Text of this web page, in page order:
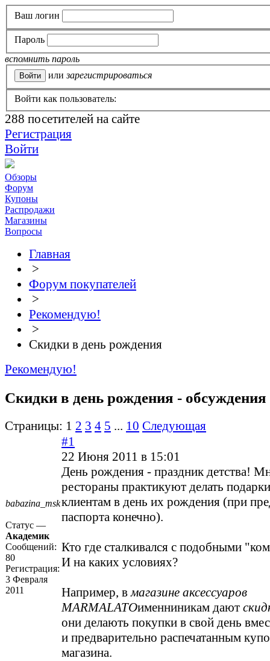
Ваш логин
Пароль
вспомнить пароль
или зарегистрироваться
Войти как пользователь:
288 посетителей на сайте
Регистрация
Войти
Обзоры
Форум
Купоны
Распродажи
Магазины
Вопросы
Главная
>
Форум покупателей
>
Рекомендую!
>
Скидки в день рождения
Рекомендую!
Скидки в день рождения - обсуждения
Страницы: 1 2 3 4 5 ... 10 Следующая
babazina_msk
Статус —
Академик
Сообщений:
80
Регистрация:
3 Февраля
2011
#1
22 Июня 2011 в 15:01
День рождения - праздник детства!
рестораны практикуют делать
клиентам в день их рождения (при
паспорта конечно).
Кто где сталкивался с подобными
И на каких условиях?
Например, вмагазине аксессуаров
MARMALATOименниникам дают
они делають покупки в свой день
и предварительно распечатанным
магазина.